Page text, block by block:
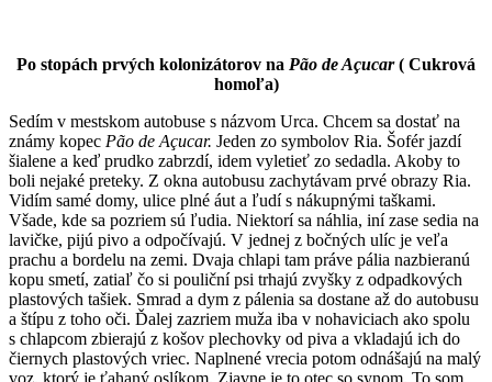
Po stopách prvých kolonizátorov na Pão de Açucar( Cukrová
homoľa)
Sedím v mestskom autobuse s názvom Urca. Chcem sa dostať na
známy kopec Pão de Açucar. Jeden zo symbolov Ria. Šofér jazdí
šialene a keď prudko zabrzdí, idem vyletieť zo sedadla. Akoby to
boli nejaké preteky. Z okna autobusu zachytávam prvé obrazy Ria.
Vidím samé domy, ulice plné áut a ľudí s nákupnými taškami.
Všade, kde sa pozriem sú ľudia. Niektorí sa náhlia, iní zase sedia na
lavičke, pijú pivo a odpočívajú. V jednej z bočných ulíc je veľa
prachu a bordelu na zemi. Dvaja chlapi tam práve pália nazbieranú
kopu smetí, zatiaľ čo si pouliční psi trhajú zvyšky z odpadkových
plastových tašiek. Smrad a dym z pálenia sa dostane až do autobusu
a štípu z toho oči. Ďalej zazriem muža iba v nohaviciach ako spolu
s chlapcom zbierajú z košov plechovky od piva a vkladajú ich do
čiernych plastových vriec. Naplnené vrecia potom odnášajú na malý
voz, ktorý je ťahaný oslíkom. Zjavne je to otec so synom. To som